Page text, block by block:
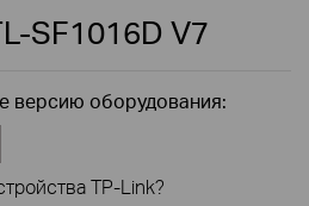
SF1016D V7
версию оборудования:
TP-Link?